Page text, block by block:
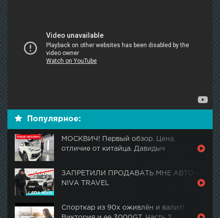
Популярное:
МОСКВИЧ! Первый обзор. Цена,
отличие от китайца. Давидыч
ЗАПРЕТИЛИ ПРОДАВАТЬ МНЕ АВТО -
NIVA TRAVEL
Спорткар из 90х оживлён и валит!